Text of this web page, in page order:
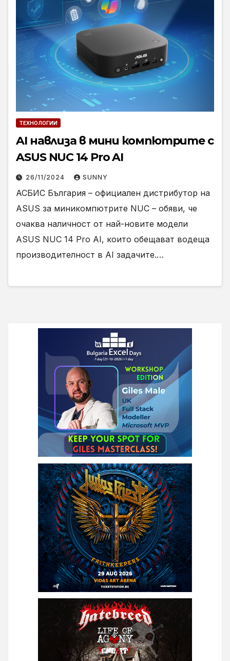
ТЕХНОЛОГИИ
AI навлиза в мини компютрите с
ASUS NUC 14 Pro AI
26/11/2024 SUNNY
АСБИС България – официален дистрибутор на
ASUS за миникомпютрите NUC – обяви, че
очаква наличност от най-новите модели
ASUS NUC 14 Pro AI, които обещават водеща
производителност в AI задачите.…